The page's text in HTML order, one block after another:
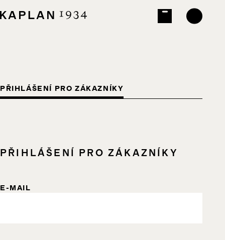
PŘIHLÁŠENÍ PRO ZÁKAZNÍKY
PŘIHLÁŠENÍ PRO ZÁKAZNÍKY
E-MAIL